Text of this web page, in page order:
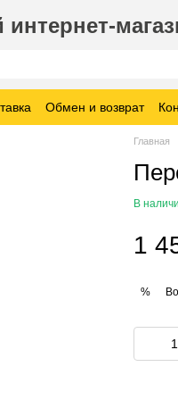
Обмен и возврат
Главная
В
1
%